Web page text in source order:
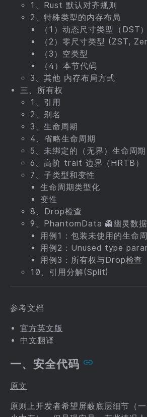
1、Rust 默认对齐规则
2、特殊类型的内存布局
（1）动态尺寸类型（DST）
（2）零尺寸类型 (ZST,
（3）空类型
（4）本节代码
3、其他 内存布局方式
三、所有权
1、引用
2、别名
3、生命周期
4、省略生命周期
5、未绑定的（无界）生命周期
6、高阶 trait 边界（HRTB）
7、子类型和变性
生命周期类型化
变性
8、Drop检查
9、PhantomData 👻幽灵数据
用例1：包装未使用的生命
用例2：Unused type
用例3：所有权与Drop检查
10、引用分解(Split)
参考文档
官方英文版
中文翻译
一、安全代码
原文
原则上开发者希望屏蔽底层细节（